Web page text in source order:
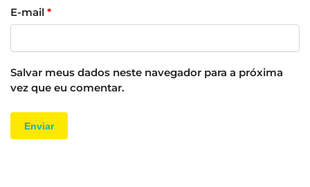
E-mail *
Salvar meus dados neste navegador para a próxima
vez que eu comentar.